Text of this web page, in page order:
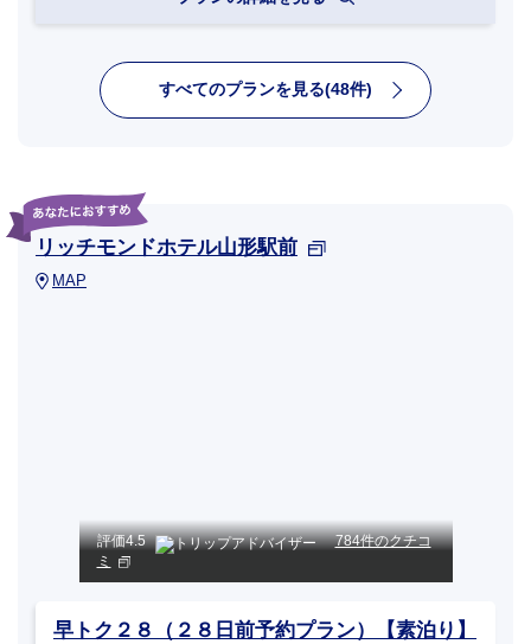
すべてのプランを見る(48件)
リッチモンドホテル山形駅前
MAP
評価4.5
784件のクチコ
ミ
早トク２８（２８日前予約プラン）【素泊り】